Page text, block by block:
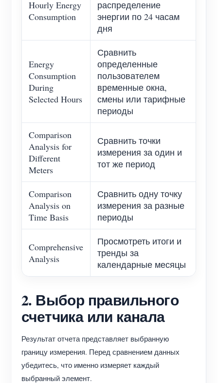
Hourly Energy
Consumption
распределение
энергии по 24 часам
дня
Energy
Consumption
During
Selected Hours
Сравнить
определенные
пользователем
временные окна,
смены или тарифные
периоды
Comparison
Analysis for
Different
Meters
Сравнить точки
измерения за один и
тот же период
Comparison
Analysis on
Time Basis
Сравнить одну точку
измерения за разные
периоды
Comprehensive
Analysis
Просмотреть итоги и
тренды за
календарные месяцы
2. Выбор правильного
счетчика или канала
Результат отчета представляет выбранную
границу измерения. Перед сравнением данных
убедитесь, что именно измеряет каждый
выбранный элемент.